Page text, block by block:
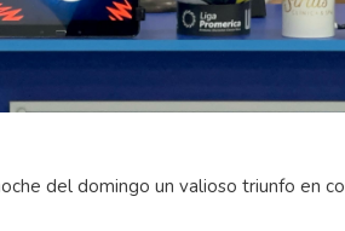
del domingo un valioso triunfo en